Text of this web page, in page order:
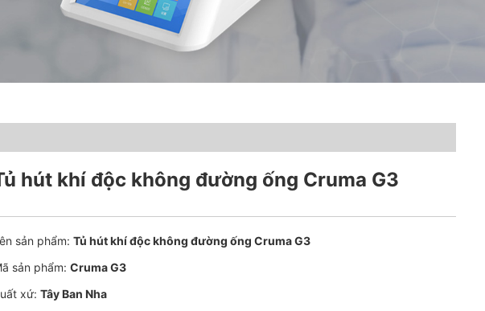
hút khí độc không đường ống Cruma G3
sản phẩm: Tủ hút khí độc không đường ống Cruma G3
sản phẩm: Cruma G3
xứ: Tây Ban Nha